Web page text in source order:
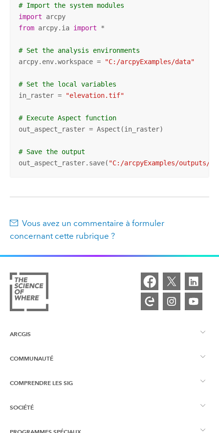
# Import the system modules
import
arcpy
from arcpy.ia import *
# Set the analysis environments
arcpy.env.workspace =
"C:/arcpyExamples/data"
# Set the local variables
in_raster =
"elevation.tif"
# Execute Aspect function
out_aspect_raster = Aspect(in_raster)
# Save the output
out_aspect_raster.save( "C:/arcpyExamples/outputs/
Vous avez un commentaire à formuler
concernant cette rubrique ?
ARCGIS
Vue d’ensemble d’ArcGIS
COMMUNAUTÉ
Esri Community
COMPRENDRE LES SIG
Qu’est-ce qu’un SIG ?
SOCIÉTÉ